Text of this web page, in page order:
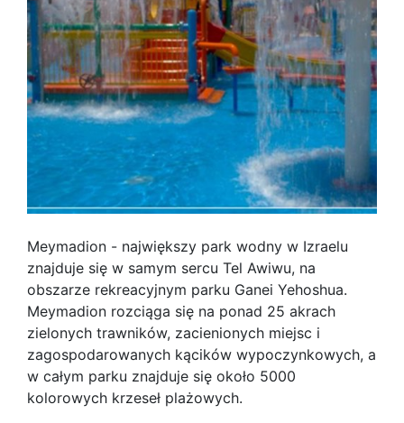
Meymadion - największy park wodny w Izraelu
znajduje się w samym sercu Tel Awiwu, na
obszarze rekreacyjnym parku Ganei Yehoshua.
Meymadion rozciąga się na ponad 25 akrach
zielonych trawników, zacienionych miejsc i
zagospodarowanych kącików wypoczynkowych, a
w całym parku znajduje się około 5000
kolorowych krzeseł plażowych.